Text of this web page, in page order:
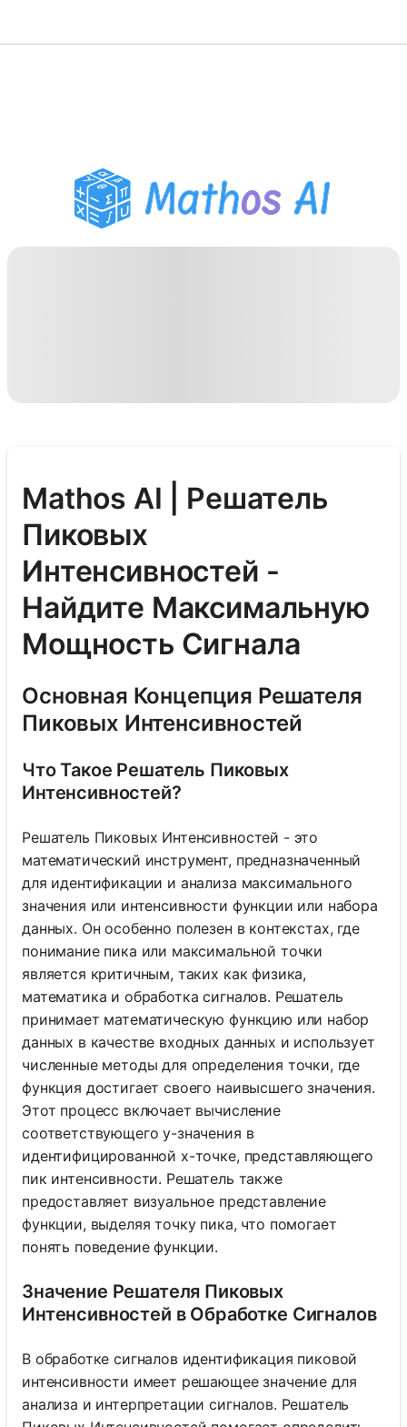
Помощник по домашним
заданиям PDF
Инструменты для
Mathos AI | Решатель
Пиковых
Интенсивностей -
Найдите Максимальную
Мощность Сигнала
Основная Концепция Решателя
Пиковых Интенсивностей
Что Такое Решатель Пиковых
Интенсивностей?
Решатель Пиковых Интенсивностей - это
математический инструмент, предназначенный
для идентификации и анализа максимального
значения или интенсивности функции или набора
данных. Он особенно полезен в контекстах, где
понимание пика или максимальной точки
является критичным, таких как физика,
математика и обработка сигналов. Решатель
принимает математическую функцию или набор
данных в качестве входных данных и использует
численные методы для определения точки, где
функция достигает своего наивысшего значения.
Этот процесс включает вычисление
соответствующего y-значения в
идентифицированной x-точке, представляющего
пик интенсивности. Решатель также
предоставляет визуальное представление
функции, выделяя точку пика, что помогает
понять поведение функции.
Значение Решателя Пиковых
Интенсивностей в Обработке Сигналов
В обработке сигналов идентификация пиковой
интенсивности имеет решающее значение для
анализа и интерпретации сигналов. Решатель